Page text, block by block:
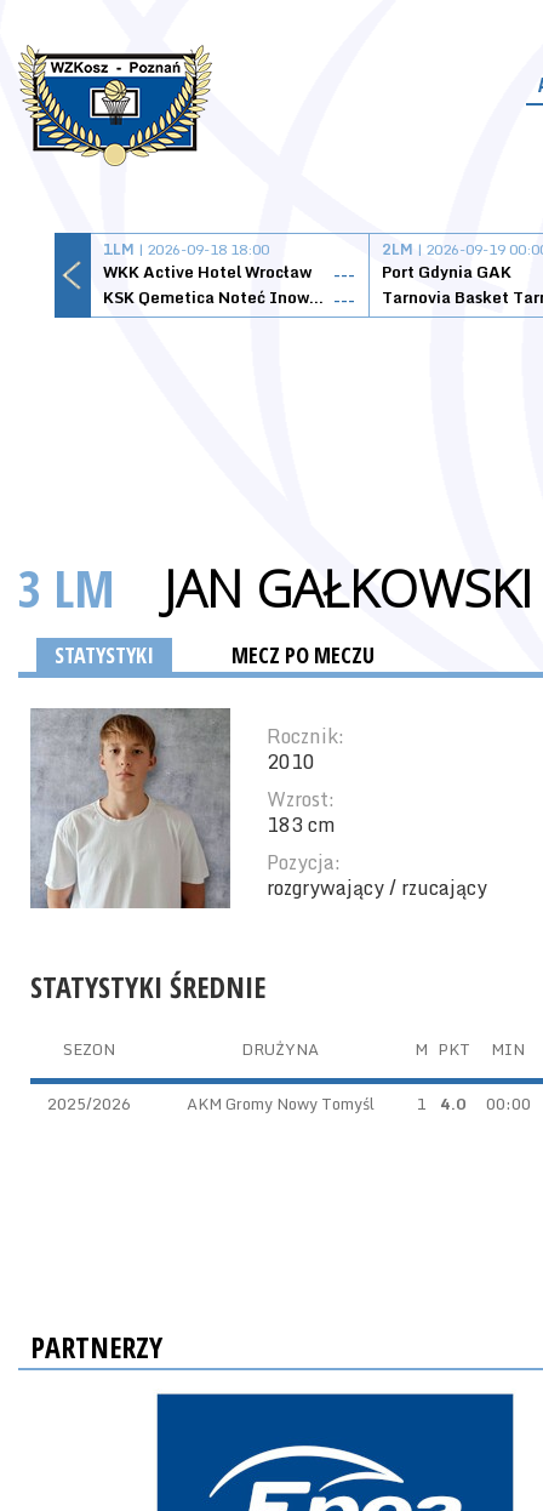
1LM | 2026-09-18 18:00
WKK Active Hotel Wrocław
---
KSK Qemetica Noteć Inowrocław ---
2LM | 2026-09-19
Port Gdynia GAK
3 LM JAN GAŁKOWSKI
STATYSTYKI MECZ PO MECZU
Rocznik:
2010
Wzrost:
183 cm
Pozycja:
rozgrywający / rzucający
STATYSTYKI ŚREDNIE
SEZON DRUŻYNA M PKT MIN
2025/2026 AKM Gromy Nowy Tomyśl 1 4.0 00:00
PARTNERZY